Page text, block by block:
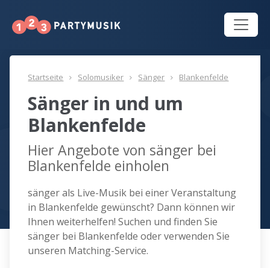
Startseite Solomusiker Sänger Blankenfelde
Sänger in und um
Blankenfelde
Hier Angebote von sänger bei
Blankenfelde einholen
sänger als Live-Musik bei einer Veranstaltung
in Blankenfelde gewünscht? Dann können wir
Ihnen weiterhelfen! Suchen und finden Sie
sänger bei Blankenfelde oder verwenden Sie
unseren Matching-Service.